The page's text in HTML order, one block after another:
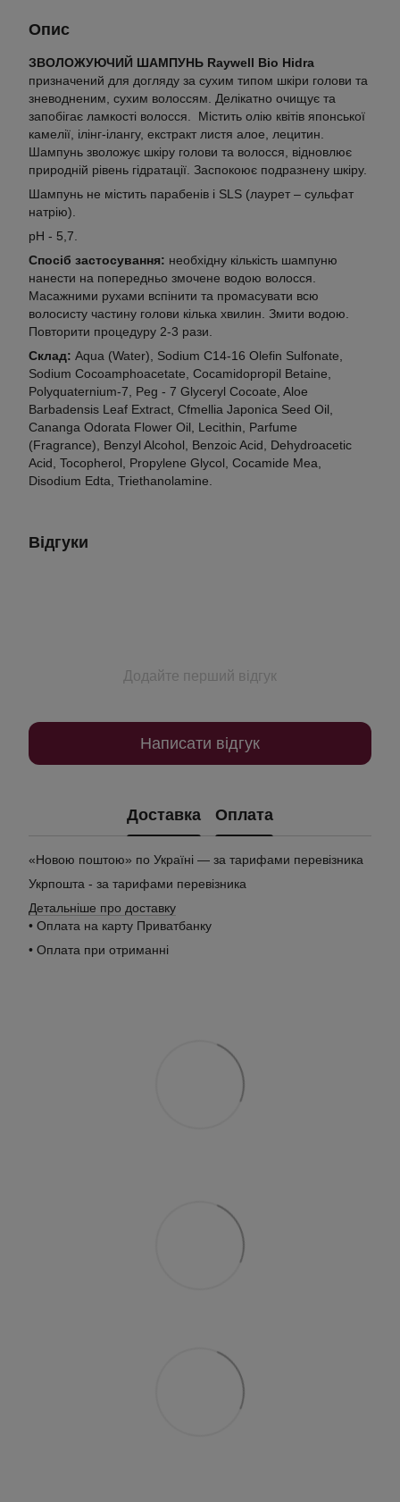
Опис
ЗВОЛОЖУЮЧИЙ ШАМПУНЬ Raywell Bio Hidra
призначений для догляду за сухим типом шкіри голови та
зневодненим, сухим волоссям. Делікатно очищує та
запобігає ламкості волосся. Містить олію квітів японської
камелії, ілінг-ілангу, екстракт листя алое, лецитин.
Шампунь зволожує шкіру голови та волосся, відновлює
природній рівень гідратації. Заспокоює подразнену шкіру.
Шампунь не містить парабенів і SLS (лаурет – сульфат
натрію).
рН - 5,7.
Спосіб застосування: необхідну кількість шампуню
нанести на попередньо змочене водою волосся.
Масажними рухами вспінити та промасувати всю
волосисту частину голови кілька хвилин. Змити водою.
Повторити процедуру 2-3 рази.
Склад: Aqua (Water), Sodium C14-16 Olefin Sulfonate,
Sodium Cocoamphoacetate, Cocamidopropil Betaine,
Polyquaternium-7, Peg - 7 Glyceryl Cocoate, Aloe
Barbadensis Leaf Extract, Cfmellia Japonica Seed Oil,
Cananga Odorata Flower Oil, Lecithin, Parfume
(Fragrance), Benzyl Alcohol, Benzoic Acid, Dehydroacetic
Acid, Tocopherol, Propylene Glycol, Cocamide Mea,
Disodium Edta, Triethanolamine.
Відгуки
Додайте перший відгук
Написати відгук
Доставка Оплата
«Новою поштою» по Україні — за тарифами перевізника
Укрпошта - за тарифами перевізника
Детальніше про доставку
• Оплата на карту Приватбанку
• Оплата при отриманні